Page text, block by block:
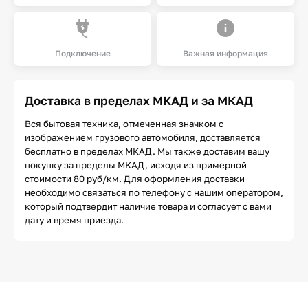
Подключение Важная информация
Доставка в пределах МКАД и за МКАД
Вся бытовая техника, отмеченная значком с
изображением грузового автомобиля, доставляется
бесплатно в пределах МКАД. Мы также доставим вашу
покупку за пределы МКАД, исходя из примерной
стоимости 80 руб/км. Для оформления доставки
необходимо связаться по телефону с нашим оператором,
который подтвердит наличие товара и согласует с вами
дату и время приезда.